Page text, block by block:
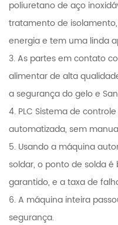
poliuretano de aço
tratamento de
energia e tem uma linda
3. As partes em contato
alimentar de alta
a segurança do gelo e
4. PLC Sistema de
automatizada, sem
5. Usando a máquina
soldar, o ponto de solda
garantido, e a taxa de
6. A máquina inteira
segurança.